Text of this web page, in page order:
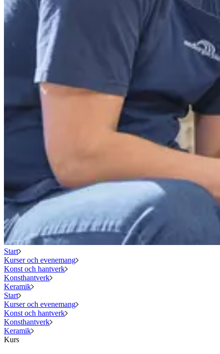
Start
Kurser och evenemang
Konst och hantverk
Konsthantverk
Keramik
Start
Kurser och evenemang
Konst och hantverk
Konsthantverk
Keramik
Kurs